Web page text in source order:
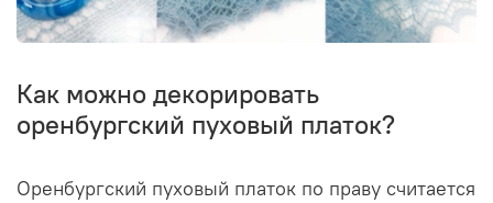
Как можно декорировать
оренбургский пуховый платок?
Оренбургский пуховый платок по праву считается